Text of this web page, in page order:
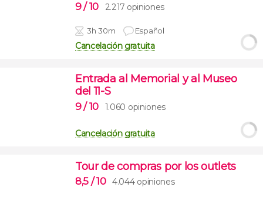
9/ 10 2.217 opiniones
3h 30m Español
Cancelación gratuita
Entrada al Memorial y al Museo
del 11-S
9/ 10 1.060 opiniones
Cancelación gratuita
Tour de compras por los outlets
8,5 / 10 4.044 opiniones